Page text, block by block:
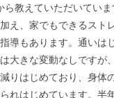
ら教えていただいてい
え、家でもできるスト
導もあります。通いは
大きな変動なしですが
りはじめており、身体
れはじめています。半